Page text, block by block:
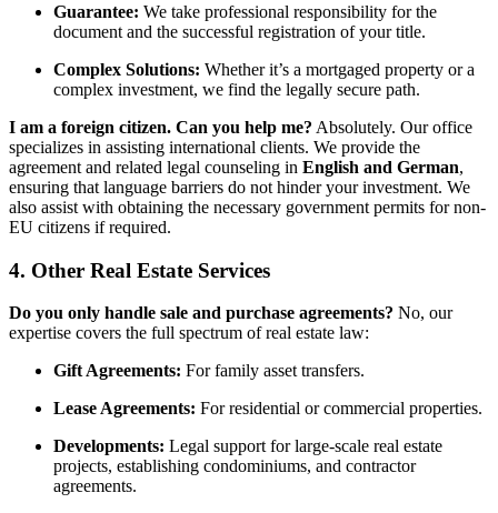
Guarantee: We take professional responsibility for the
document and the successful registration of your title.
Complex Solutions: Whether it’s a mortgaged property or a
complex investment, we find the legally secure path.
I am a foreign citizen. Can you help me? Absolutely. Our office
specializes in assisting international clients. We provide the
agreement and related legal counseling in English and German,
ensuring that language barriers do not hinder your investment. We
also assist with obtaining the necessary government permits for non-
EU citizens if required.
4. Other Real Estate Services
Do you only handle sale and purchase agreements? No, our
expertise covers the full spectrum of real estate law:
Gift Agreements: For family asset transfers.
Lease Agreements: For residential or commercial properties.
Developments: Legal support for large-scale real estate
projects, establishing condominiums, and contractor
agreements.